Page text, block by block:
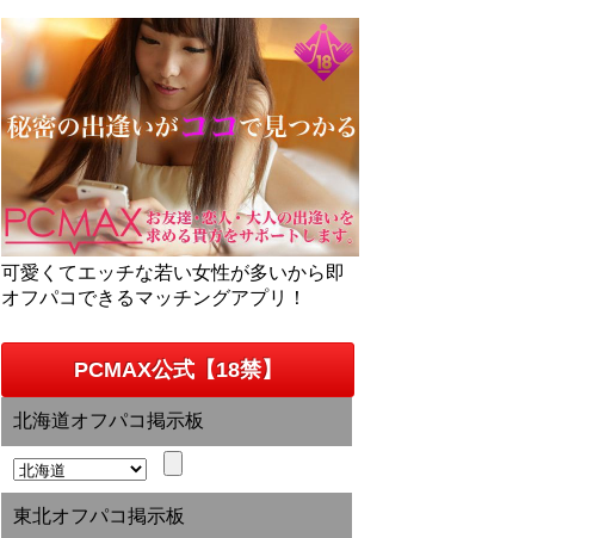
可愛くてエッチな若い女性が多いから即
オフパコできるマッチングアプリ！
PCMAX公式【18禁】
北海道オフパコ掲示板
東北オフパコ掲示板